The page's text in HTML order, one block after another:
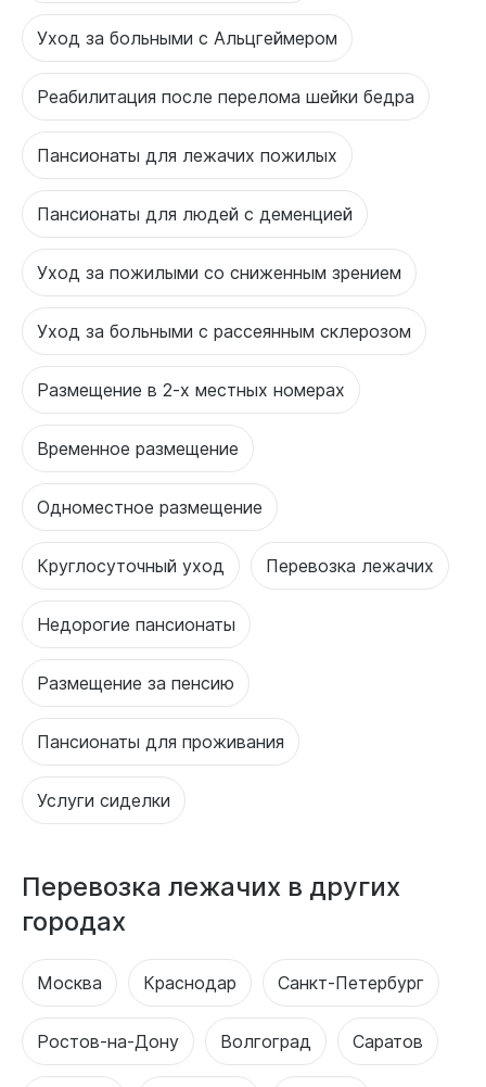
Уход за больными с Альцгеймером
Реабилитация после перелома шейки бедра
Пансионаты для лежачих пожилых
Пансионаты для людей с деменцией
Уход за пожилыми со сниженным зрением
Уход за больными с рассеянным склерозом
Размещение в 2-х местных номерах
Временное размещение
Одноместное размещение
Круглосуточный уход Перевозка лежачих
Недорогие пансионаты
Размещение за пенсию
Пансионаты для проживания
Услуги сиделки
Перевозка лежачих в других
городах
Москва Краснодар Санкт-Петербург
Ростов-на-Дону Волгоград Саратов